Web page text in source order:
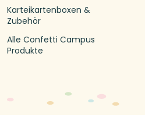
Karteikartenboxen &
Zubehör
Alle Confetti Campus
Produkte